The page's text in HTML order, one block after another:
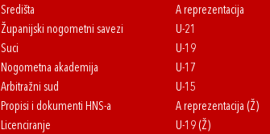
Središta
Županijski nogometni savezi
Suci
Nogometna akademija
Arbitražni sud
Propisi i dokumenti HNS-a
Licenciranje
A reprezentacija
U-21
U-19
U-17
U-15
A reprezentacija (Ž)
U-19 (Ž)